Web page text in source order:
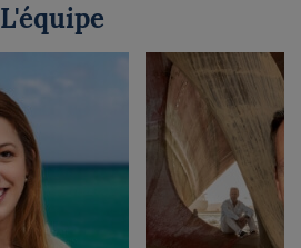
L'équipe